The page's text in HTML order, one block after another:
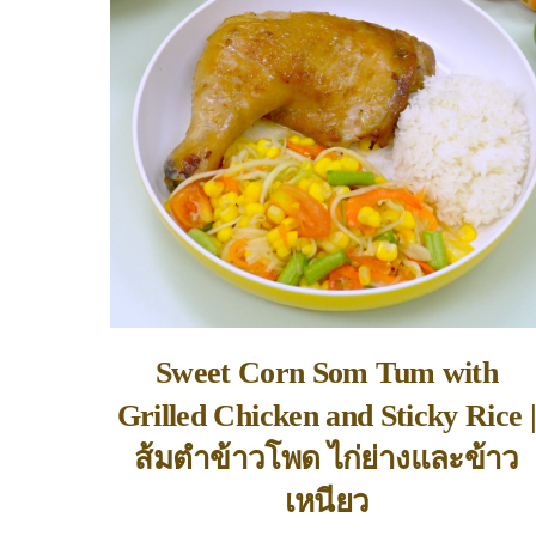
Sweet Corn Som Tum with
Grilled Chicken and Sticky Rice |
ส้มตำข้าวโพด ไก่ย่างและข้าว
เหนียว